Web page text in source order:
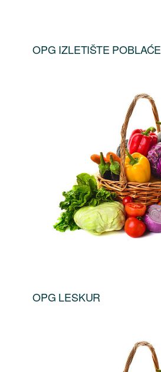
OPG IZLETIŠTE POBLAĆE
OPG LESKUR